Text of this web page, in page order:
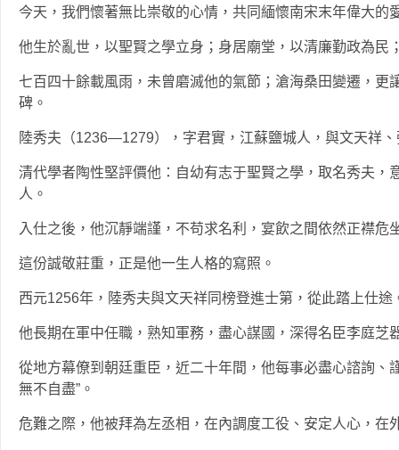
今天，我們懷著無比崇敬的心情，共同緬懷南宋末年偉大的
他生於亂世，以聖賢之學立身；身居廟堂，以清廉勤政為民
七百四十餘載風雨，未曾磨滅他的氣節；滄海桑田變遷，更
碑。
陸秀夫（1236—1279），字君實，江蘇鹽城人，與文天祥、
清代學者陶性堅評價他：自幼有志于聖賢之學，取名秀夫，
人。
入仕之後，他沉靜端謹，不苟求名利，宴飲之間依然正襟危
這份誠敬莊重，正是他一生人格的寫照。
西元1256年，陸秀夫與文天祥同榜登進士第，從此踏上仕途
他長期在軍中任職，熟知軍務，盡心謀國，深得名臣李庭芝
從地方幕僚到朝廷重臣，近二十年間，他每事必盡心諮詢、
無不自盡”。
危難之際，他被拜為左丞相，在內調度工役、安定人心，在